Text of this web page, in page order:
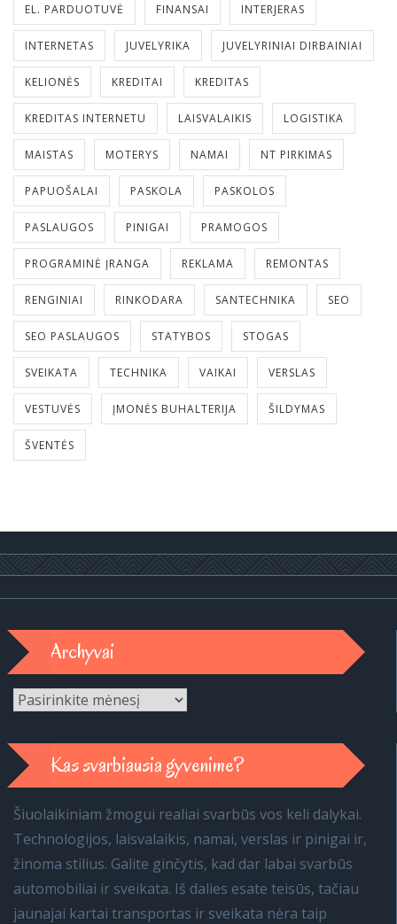
EL. PARDUOTUVĖ FINANSAI INTERJERAS
INTERNETAS JUVELYRIKA JUVELYRINIAI DIRBAINIAI
KELIONĖS KREDITAI KREDITAS
KREDITAS INTERNETU LAISVALAIKIS LOGISTIKA
MAISTAS MOTERYS NAMAI NT PIRKIMAS
PAPUOŠALAI PASKOLA PASKOLOS
PASLAUGOS PINIGAI PRAMOGOS
PROGRAMINĖ ĮRANGA REKLAMA REMONTAS
RENGINIAI RINKODARA SANTECHNIKA SEO
SEO PASLAUGOS STATYBOS STOGAS
SVEIKATA TECHNIKA VAIKAI VERSLAS
VESTUVĖS ĮMONĖS BUHALTERIJA ŠILDYMAS
ŠVENTĖS
Archyvai
Archyvai
Kas svarbiausia gyvenime?
Šiuolaikiniam žmogui realiai svarbūs vos keli dalykai.
Technologijos, laisvalaikis, namai, verslas ir pinigai ir,
žinoma stilius. Galite ginčytis, kad dar labai svarbūs
automobiliai ir sveikata. Iš dalies esate teisūs, tačiau
jaunajai kartai transportas ir sveikata nėra taip